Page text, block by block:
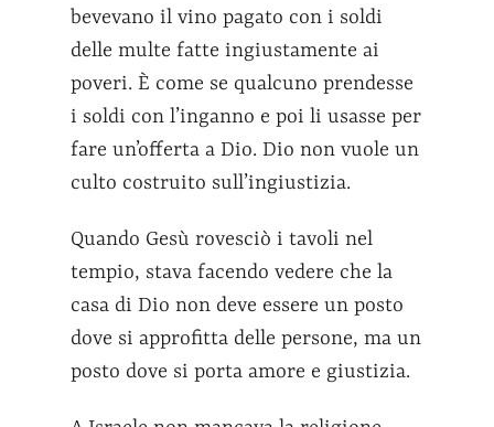
bevevano il vino pagato con i soldi
delle multe fatte ingiustamente ai
poveri. È come se qualcuno prendesse
i soldi con l’inganno e poi li usasse per
fare un’offerta a Dio. Dio non vuole un
culto costruito sull’ingiustizia.
Quando Gesù rovesciò i tavoli nel
tempio, stava facendo vedere che la
casa di Dio non deve essere un posto
dove si approfitta delle persone, ma un
posto dove si porta amore e giustizia.